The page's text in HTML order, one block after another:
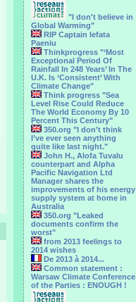
"I don't believe in
Global Warming"
RIP Captain Iefata
Paeniu
Thinkprogress "‘Most
Exceptional Period Of
Rainfall In 248 Years’ In The
U.K. Is ‘Consistent’ With
Climate Change"
Think progress "Sea
Level Rise Could Reduce
The World Economy By 10
Percent This Century"
350.org "I don’t think
I’ve ever seen anything
quite like last night."
John H., Alofa Tuvalu
counterpart and Alpha
Pacific Navigation Ltd
Manager shares the
improvements of his energy
supply system at home in
Australia
350.org "Leaked
documents confirm the
worst"
from 2013 feelings to
2014 wishes
De 2013 à 2014...
Common statement :
Warsaw Climate Conference
of the Parties : ENOUGH !